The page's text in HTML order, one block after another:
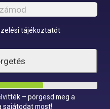
közül a bestépületbontás
tájékoztatót
– pörgesd meg a
sajátodat most!